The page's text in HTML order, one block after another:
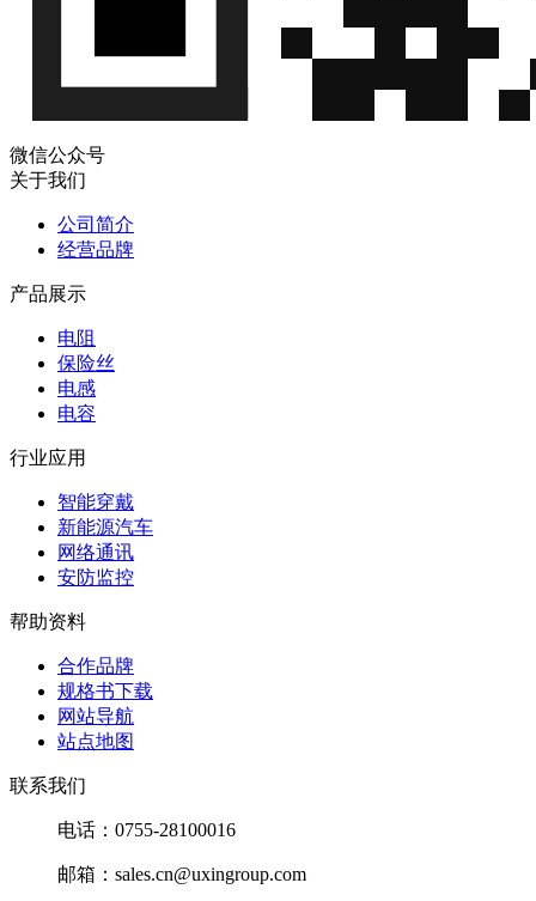
微信公众号
关于我们
公司简介
经营品牌
产品展示
电阻
保险丝
电感
电容
行业应用
智能穿戴
新能源汽车
网络通讯
安防监控
帮助资料
合作品牌
规格书下载
网站导航
站点地图
联系我们
电话：0755-28100016
邮箱：sales.cn@uxingroup.com